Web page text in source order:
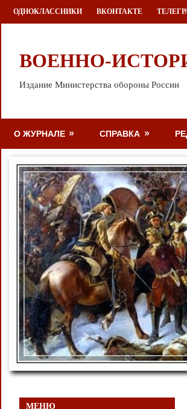
Перейти
к
ОДНОКЛАССНИКИ ВКОНТАКТЕ
ВОЕННО-
Издание Министерства обороны России
О ЖУРНАЛЕ СПРАВКА
МЕНЮ